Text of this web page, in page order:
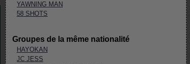
YAWNING MAN
58 SHOTS
Groupes de la même nationalité
HAYOKAN
JC JESS